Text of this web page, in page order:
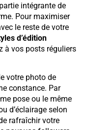
intégrante de
Pour maximiser
le reste de votre
d’édition
à vos posts réguliers
votre photo de
constance. Par
pose ou le même
d’éclairage selon
rafraîchir votre